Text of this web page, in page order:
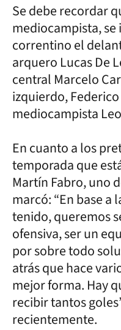
Se debe recordar
mediocampista,
correntino el
arquero Lucas De
central Marcelo
izquierdo,
mediocampista
En cuanto a los
temporada que
Martín Fabro, uno
marcó: “En base a
tenido, queremos
ofensiva, ser un
por sobre todo
atrás que hace
mejor forma. Hay
recibir tantos
recientemente.